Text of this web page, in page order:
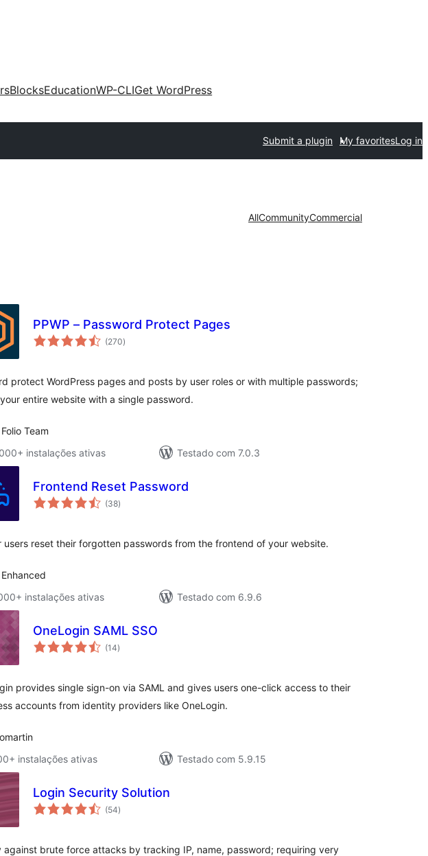
BlocksEducationWP-CLIGet WordPress
Submit a plugin My favoritesLog in
AllCommunityCommercial
PPWP – Password Protect Pages
(270avaliações
totais
)
protect WordPress pages and posts by user roles or with multiple passwords;
entire website with a single password.
Team
instalações ativas
Testado com 7.0.3
Frontend Reset Password
(38avaliações
totais
)
users reset their forgotten passwords from the frontend of your website.
instalações ativas
Testado com 6.9.6
OneLogin SAML SSO
(14avaliações
totais
)
provides single sign-on via SAML and gives users one-click access to their
accounts from identity providers like OneLogin.
instalações ativas
Testado com 5.9.15
Login Security Solution
(54avaliações
totais
)
against brute force attacks by tracking IP, name, password; requiring very